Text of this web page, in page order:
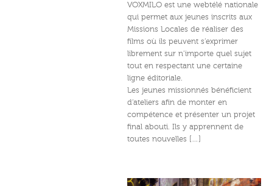
VOXMILO est une webtélé nationale
qui permet aux jeunes inscrits aux
Missions Locales de réaliser des
films où ils peuvent s’exprimer
librement sur n’importe quel sujet
tout en respectant une certaine
ligne éditoriale.
Les jeunes missionnés bénéficient
d’ateliers afin de monter en
compétence et présenter un projet
final abouti. Ils y apprennent de
toutes nouvelles […]